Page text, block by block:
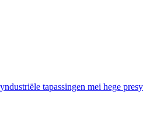
tapassingen mei hege